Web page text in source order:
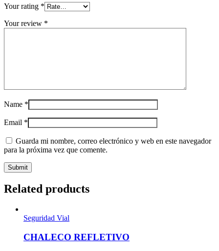
Your rating *
Your review *
Name *
Email *
Guarda mi nombre, correo electrónico y web en este navegador
para la próxima vez que comente.
Related products
Seguridad Vial
CHALECO REFLETIVO